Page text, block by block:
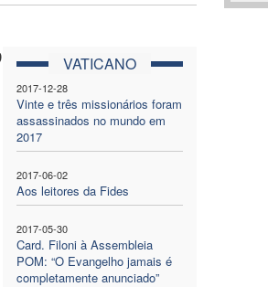
VATICANO
2017-12-28
Vinte e três missionários foram
assassinados no mundo em
2017
2017-06-02
Aos leitores da Fides
2017-05-30
Card. Filoni à Assembleia
POM: “O Evangelho jamais é
completamente anunciado”